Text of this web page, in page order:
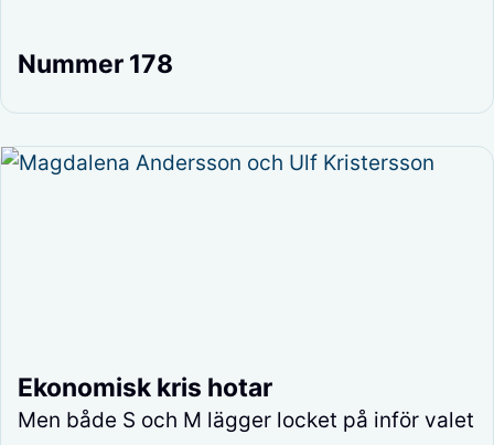
Nummer 178
Ekonomisk kris hotar
Men både S och M lägger locket på inför valet